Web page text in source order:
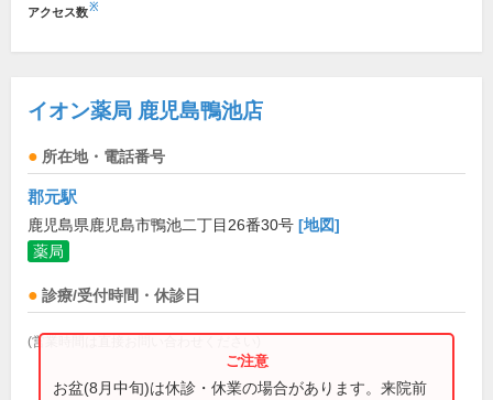
アクセス数※
イオン薬局 鹿児島鴨池店
所在地・電話番号
郡元駅
鹿児島県鹿児島市鴨池二丁目26番30号 [地図]
薬局
診療/受付時間・休診日
(営業時間は直接お問い合わせください)
お盆(8月中旬)は休診・休業の場合があります。来院前